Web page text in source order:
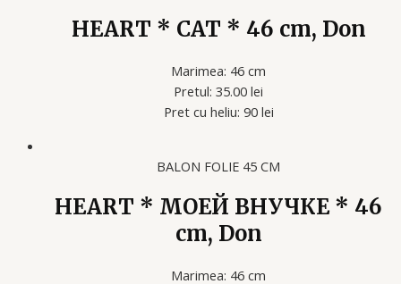
HEART * CAT * 46 cm, Don
Marimea: 46 cm
Pretul: 35.00 lei
Pret cu heliu: 90 lei
BALON FOLIE 45 CM
HEART * МОЕЙ ВНУЧКЕ * 46
cm, Don
Marimea: 46 cm